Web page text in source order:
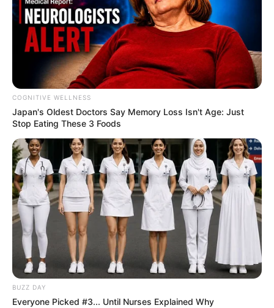
COGNITIVE WELLNESS
Japan's Oldest Doctors Say Me​mory Lo​ss Isn't Age: Just
Stop Eating These 3 Foods
BUZZ DAY
Everyone Picked #3... Until Nurses Explained Why